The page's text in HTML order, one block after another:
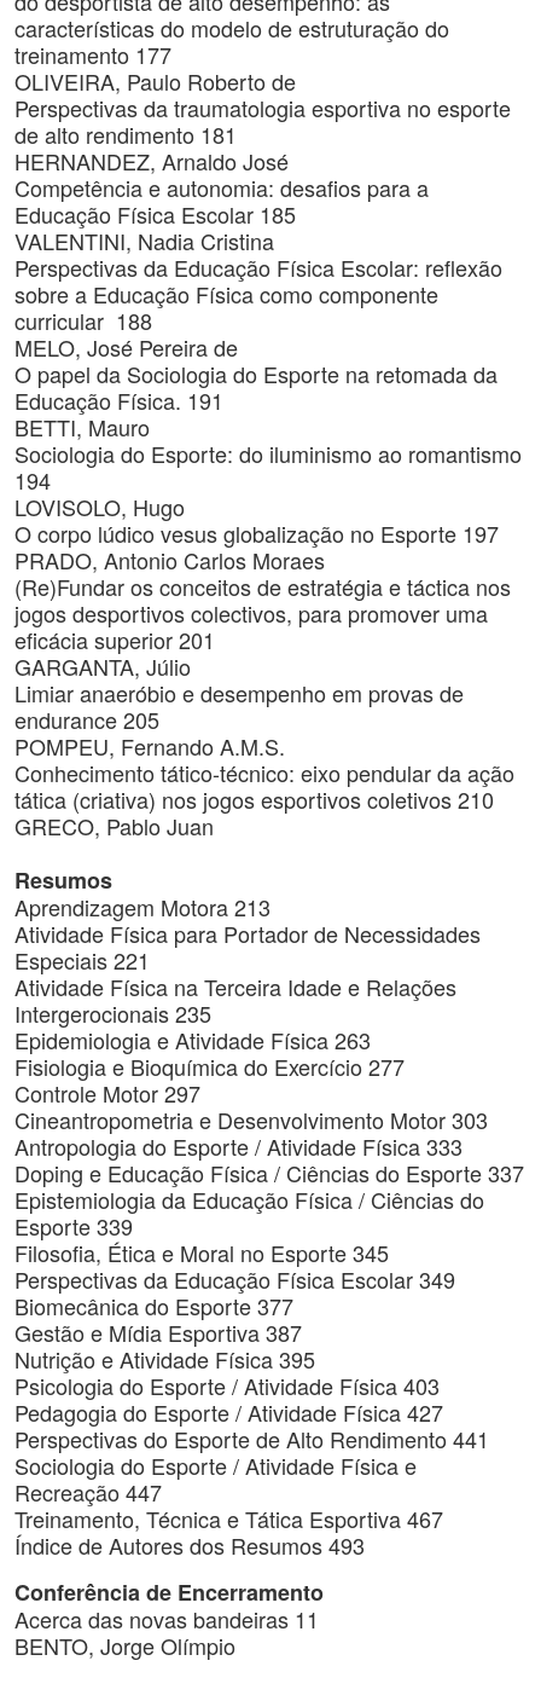
características do modelo de estruturação do
treinamento 177
OLIVEIRA, Paulo Roberto de
Perspectivas da traumatologia esportiva no esporte
de alto rendimento 181
HERNANDEZ, Arnaldo José
Competência e autonomia: desafios para a
Educação Física Escolar 185
VALENTINI, Nadia Cristina
Perspectivas da Educação Física Escolar: reflexão
sobre a Educação Física como componente
curricular 188
MELO, José Pereira de
O papel da Sociologia do Esporte na retomada da
Educação Física. 191
BETTI, Mauro
Sociologia do Esporte: do iluminismo ao romantismo
194
LOVISOLO, Hugo
O corpo lúdico vesus globalização no Esporte 197
PRADO, Antonio Carlos Moraes
(Re)Fundar os conceitos de estratégia e táctica nos
jogos desportivos colectivos, para promover uma
eficácia superior 201
GARGANTA, Júlio
Limiar anaeróbio e desempenho em provas de
endurance 205
POMPEU, Fernando A.M.S.
Conhecimento tático-técnico: eixo pendular da ação
tática (criativa) nos jogos esportivos coletivos 210
GRECO, Pablo Juan
Resumos
Aprendizagem Motora 213
Atividade Física para Portador de Necessidades
Especiais 221
Atividade Física na Terceira Idade e Relações
Intergerocionais 235
Epidemiologia e Atividade Física 263
Fisiologia e Bioquímica do Exercício 277
Controle Motor 297
Cineantropometria e Desenvolvimento Motor 303
Antropologia do Esporte / Atividade Física 333
Doping e Educação Física / Ciências do Esporte 337
Epistemiologia da Educação Física / Ciências do
Esporte 339
Filosofia, Ética e Moral no Esporte 345
Perspectivas da Educação Física Escolar 349
Biomecânica do Esporte 377
Gestão e Mídia Esportiva 387
Nutrição e Atividade Física 395
Psicologia do Esporte / Atividade Física 403
Pedagogia do Esporte / Atividade Física 427
Perspectivas do Esporte de Alto Rendimento 441
Sociologia do Esporte / Atividade Física e
Recreação 447
Treinamento, Técnica e Tática Esportiva 467
Índice de Autores dos Resumos 493
Conferência de Encerramento
Acerca das novas bandeiras 11
BENTO, Jorge Olímpio